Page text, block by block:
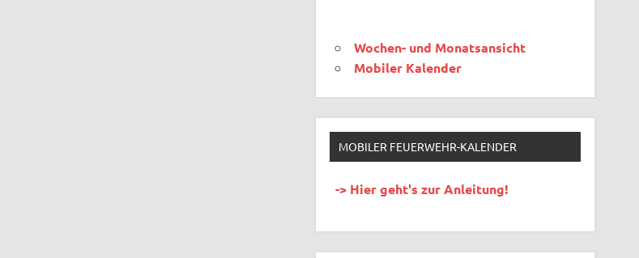
Wochen- und Monatsansicht
Mobiler Kalender
MOBILER FEUERWEHR-KALENDER
-> Hier geht's zur Anleitung!